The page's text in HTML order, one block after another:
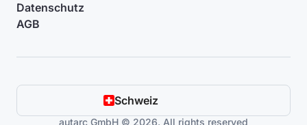
Datenschutz
AGB
Schweiz
autarc GmbH © 2026. All rights reserved